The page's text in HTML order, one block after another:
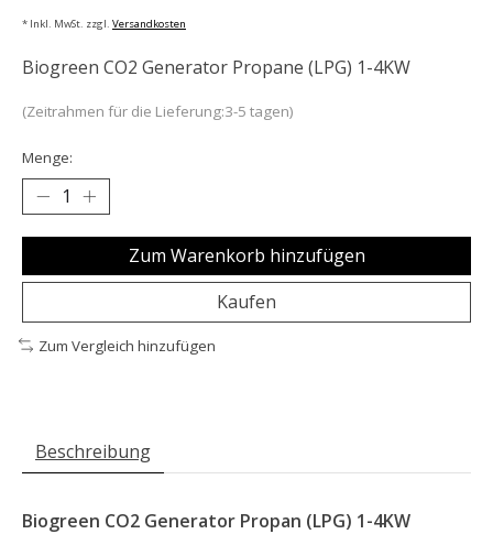
* Inkl. MwSt. zzgl. Versandkosten
Biogreen CO2 Generator Propane (LPG) 1-4KW
(Zeitrahmen für die Lieferung:3-5 tagen)
Menge:
Zum Warenkorb hinzufügen
Kaufen
Zum Vergleich hinzufügen
Beschreibung
Biogreen CO2 Generator Propan (LPG) 1-4KW